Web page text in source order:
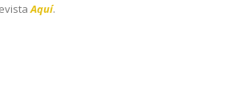
Aquí.